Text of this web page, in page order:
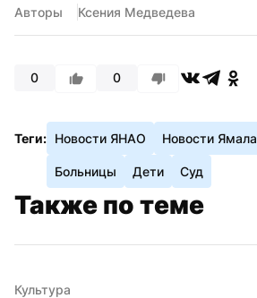
Авторы Ксения Медведева
0 0
Теги: Новости ЯНАО Новости Ямала
Больницы Дети Суд
Также по теме
Культура